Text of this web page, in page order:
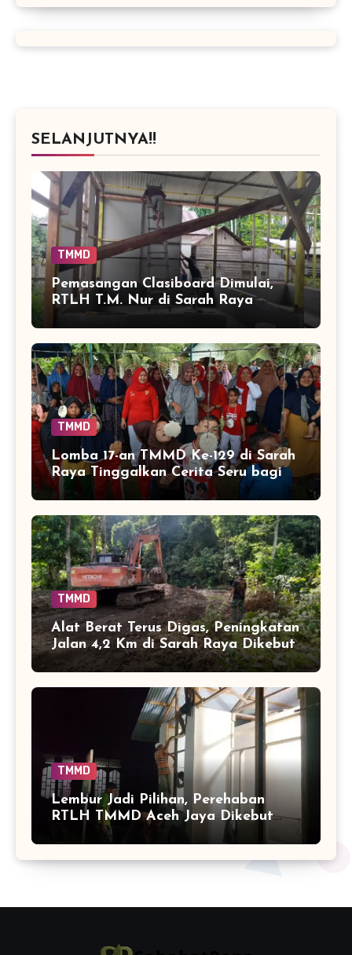
SELANJUTNYA!!
TMMD
Pemasangan Clasiboard Dimulai,
RTLH T.M. Nur di Sarah Raya
Masuki Tahap Baru
TMMD
Lomba 17-an TMMD Ke-129 di Sarah
Raya Tinggalkan Cerita Seru bagi
Anak-anak
TMMD
Alat Berat Terus Digas, Peningkatan
Jalan 4,2 Km di Sarah Raya Dikebut
TMMD
Lembur Jadi Pilihan, Perehaban
RTLH TMMD Aceh Jaya Dikebut
hingga Malam